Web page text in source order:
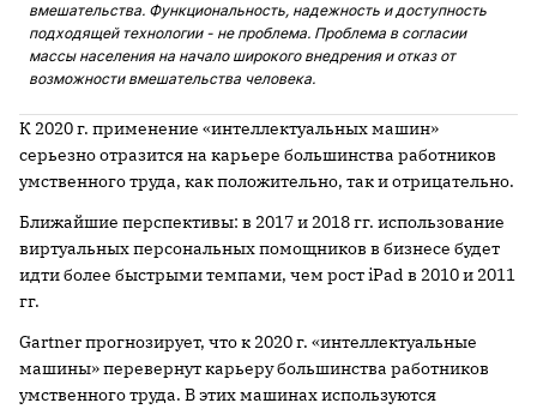
вмешательства. Функциональность, надежность и доступность
подходящей технологии - не проблема. Проблема в согласии
массы населения на начало широкого внедрения и отказ от
возможности вмешательства человека.
К 2020 г. применение «интеллектуальных машин»
серьезно отразится на карьере большинства работников
умственного труда, как положительно, так и отрицательно.
Ближайшие перспективы: в 2017 и 2018 гг. использование
виртуальных персональных помощников в бизнесе будет
идти более быстрыми темпами, чем рост iPad в 2010 и 2011
гг.
Gartner прогнозирует, что к 2020 г. «интеллектуальные
машины» перевернут карьеру большинства работников
умственного труда. В этих машинах используются